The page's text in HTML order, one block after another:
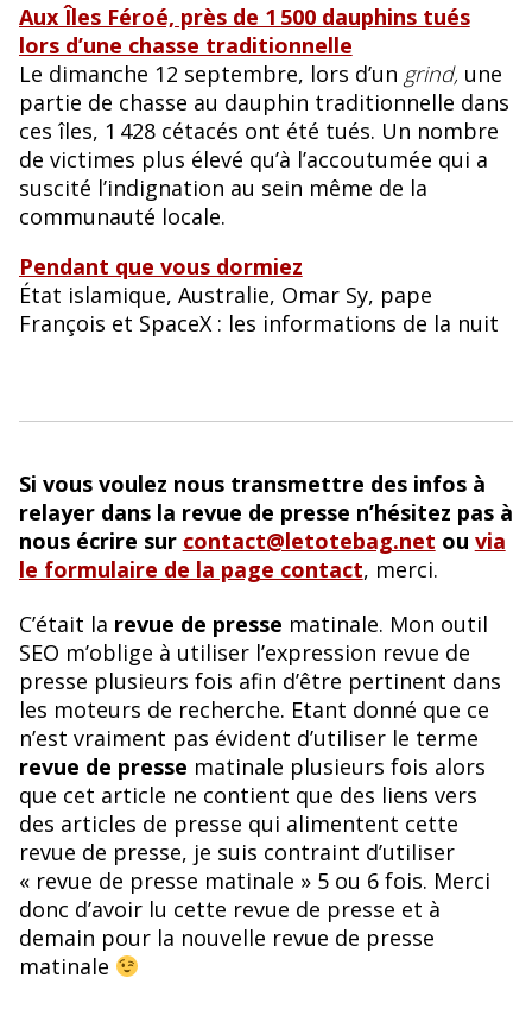
Aux Îles Féroé, près de 1 500 dauphins tués
lors d’une chasse traditionnelle
Le dimanche 12 septembre, lors d’un grind, une
partie de chasse au dauphin traditionnelle dans
ces îles, 1 428 cétacés ont été tués. Un nombre
de victimes plus élevé qu’à l’accoutumée qui a
suscité l’indignation au sein même de la
communauté locale.
Pendant que vous dormiez
État islamique, Australie, Omar Sy, pape
François et SpaceX : les informations de la nuit
Si vous voulez nous transmettre des infos à
relayer dans la revue de presse n’hésitez pas à
nous écrire sur contact@letotebag.net ou via
le formulaire de la page contact, merci.
C’était la revue de presse matinale. Mon outil
SEO m’oblige à utiliser l’expression revue de
presse plusieurs fois afin d’être pertinent dans
les moteurs de recherche. Etant donné que ce
n’est vraiment pas évident d’utiliser le terme
revue de presse matinale plusieurs fois alors
que cet article ne contient que des liens vers
des articles de presse qui alimentent cette
revue de presse, je suis contraint d’utiliser
« revue de presse matinale » 5 ou 6 fois. Merci
donc d’avoir lu cette revue de presse et à
demain pour la nouvelle revue de presse
matinale